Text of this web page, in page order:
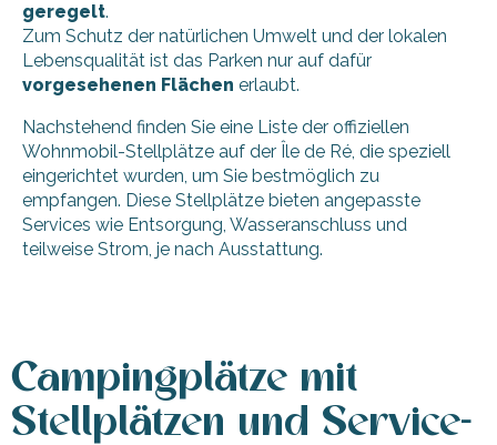
geregelt.
Zum Schutz der natürlichen Umwelt und der lokalen
Lebensqualität ist das Parken nur auf dafür
vorgesehenen Flächen erlaubt.
Nachstehend finden Sie eine Liste der offiziellen
Wohnmobil-Stellplätze auf der Île de Ré, die speziell
eingerichtet wurden, um Sie bestmöglich zu
empfangen. Diese Stellplätze bieten angepasste
Services wie Entsorgung, Wasseranschluss und
teilweise Strom, je nach Ausstattung.
Wohnmobilstellplatz in Saint-Martin-de-Ré
Wohnmobilstellplatz „Le Platin“
Wohnmobilstellplatz - Le Bois-Plage-en-Ré
Campingplätze mit
Stellplätzen und Service-